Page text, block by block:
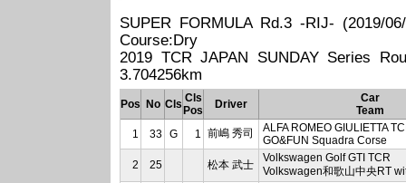
SUPER FORMULA Rd.3 -RIJ- (2019/
Course:Dry
2019 TCR JAPAN SUNDAY Series
3.704256km
Pos No Cls Cls
Pos
Driver
Car
Team
1
33 G 1 前嶋 秀司
ALFA ROMEO GIULIETTA
GO&FUN Squadra Corse
2
25 松本 武士
Volkswagen Golf GTI TCR
Volkswagen和歌山中央RT